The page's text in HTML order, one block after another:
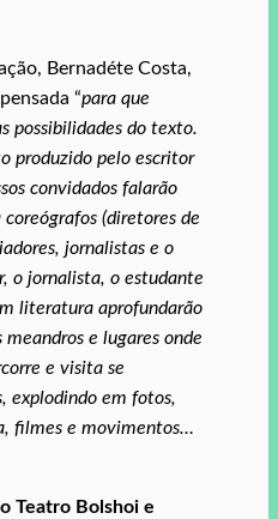
Bernadéte Costa,
“para que
possibilidades do texto.
produzido pelo escritor
convidados falarão
(diretores de
jornalistas e o
o jornalista, o estudante
literatura aprofundarão
e lugares onde
e visita se
explodindo em fotos,
filmes e movimentos…
Teatro Bolshoi e